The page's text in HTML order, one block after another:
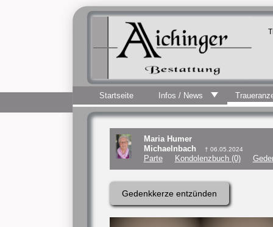
Startseite Infos / News
Maria Humer
Michaelnbach
† 06.05.2024
Parte Kondolenzbuch (0)
Gedenkkerze entzünden